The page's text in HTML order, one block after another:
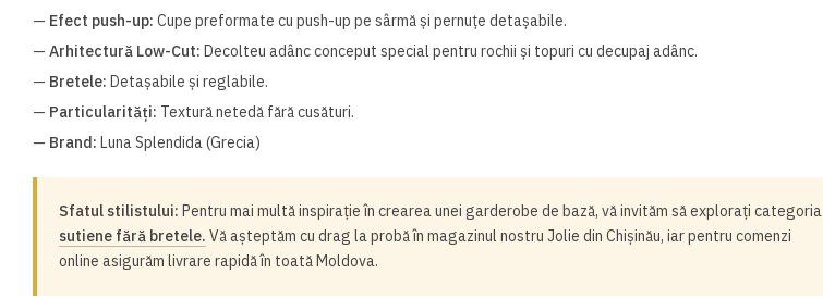
— Efect push-up: Cupe preformate cu push-up pe sârmă și pernuțe detașabile.
— Arhitectură Low-Cut: Decolteu adânc conceput special pentru rochii și topuri cu decupaj adânc.
— Bretele: Detașabile și reglabile.
— Particularități: Textură netedă fără cusături.
— Brand: Luna Splendida (Grecia)
Sfatul stilistului: Pentru mai multă inspirație în crearea unei garderobe de bază, vă invităm să explorați categoria
sutiene fără bretele. Vă așteptăm cu drag la probă în magazinul nostru Jolie din Chișinău, iar pentru comenzi
online asigurăm livrare rapidă în toată Moldova.